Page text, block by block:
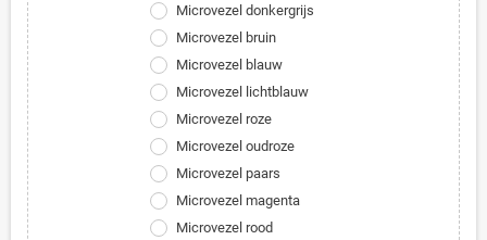
Microvezel donkergrijs
Microvezel bruin
Microvezel blauw
Microvezel lichtblauw
Microvezel roze
Microvezel oudroze
Microvezel paars
Microvezel magenta
Microvezel rood